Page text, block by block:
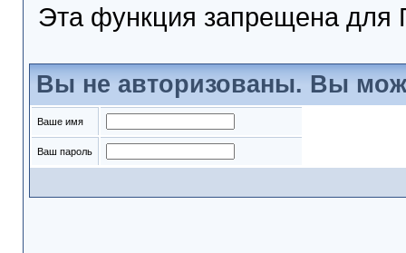
Эта функция запрещена для
Вы не авторизованы. Вы
Ваше имя
Ваш пароль